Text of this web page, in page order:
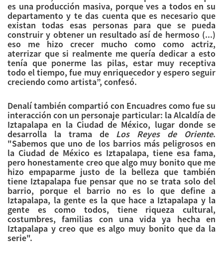
es una producción masiva, porque ves a todos en su
departamento y te das cuenta que es necesario que
existan todas esas personas para que se pueda
construir y obtener un resultado así de hermoso (...)
eso me hizo crecer mucho como como actriz,
aterrizar que si realmente me quería dedicar a esto
tenía que ponerme las pilas, estar muy receptiva
todo el tiempo, fue muy enriquecedor y espero seguir
creciendo como artista”, confesó.
Denalí también compartió con Encuadres como fue su
interacción con un personaje particular: la Alcaldía de
Iztapalapa en la Ciudad de México, lugar donde se
desarrolla la trama de Los Reyes de Oriente.
"Sabemos que uno de los barrios más peligrosos en
la Ciudad de México es Iztapalapa, tiene esa fama,
pero honestamente creo que algo muy bonito que me
hizo empaparme justo de la belleza que también
tiene Iztapalapa fue pensar que no se trata solo del
barrio, porque el barrio no es lo que define a
Iztapalapa, la gente es la que hace a Iztapalapa y la
gente es como todos, tiene riqueza cultural,
costumbres, familias con una vida ya hecha en
Iztapalapa y creo que es algo muy bonito que da la
serie".